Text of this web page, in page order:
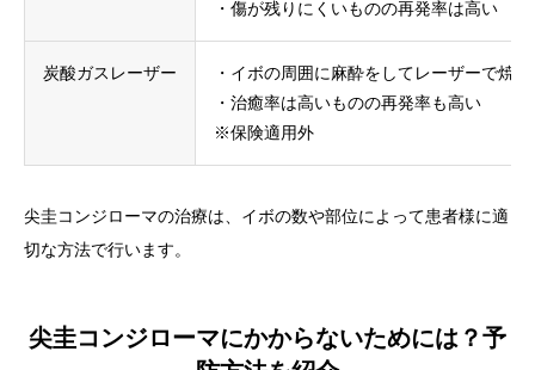
・傷が残りにくいものの再発率は高い
炭酸ガスレーザー
・イボの周囲に麻酔をしてレーザーで焼く
・治癒率は高いものの再発率も高い
※保険適用外
尖圭コンジローマの治療は、イボの数や部位によって患者様に適
切な方法で行います。
尖圭コンジローマにかからないためには？予